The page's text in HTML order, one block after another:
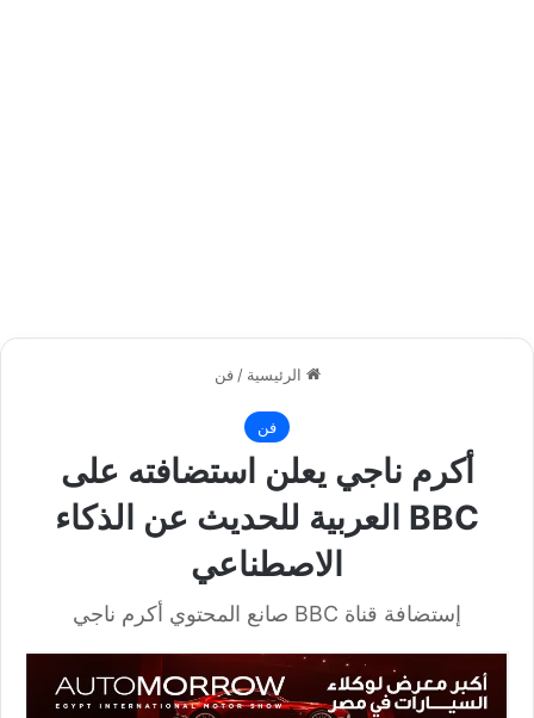
الرئيسية / فن
فن
أكرم ناجي يعلن استضافته على
BBC العربية للحديث عن الذكاء
الاصطناعي
إستضافة قناة BBC صانع المحتوي أكرم ناجي